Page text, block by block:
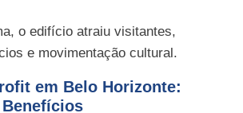
o edifício atraiu visitantes,
e movimentação cultural.
em Belo Horizonte: